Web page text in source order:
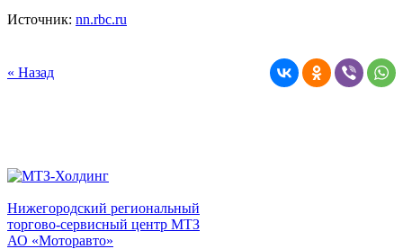
Источник: nn.rbc.ru
« Назад
Нижегородский региональный
торгово-сервисный центр МТЗ
АО «Моторавто»